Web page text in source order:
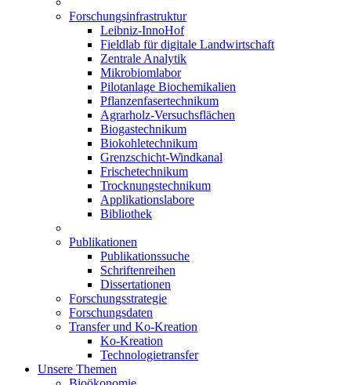
Forschungsinfrastruktur
Leibniz-InnoHof
Fieldlab für digitale Landwirtschaft
Zentrale Analytik
Mikrobiomlabor
Pilotanlage Biochemikalien
Pflanzenfasertechnikum
Agrarholz-Versuchsflächen
Biogastechnikum
Biokohletechnikum
Grenzschicht-Windkanal
Frischetechnikum
Trocknungstechnikum
Applikationslabore
Bibliothek
Publikationen
Publikationssuche
Schriftenreihen
Dissertationen
Forschungsstrategie
Forschungsdaten
Transfer und Ko-Kreation
Ko-Kreation
Technologietransfer
Unsere Themen